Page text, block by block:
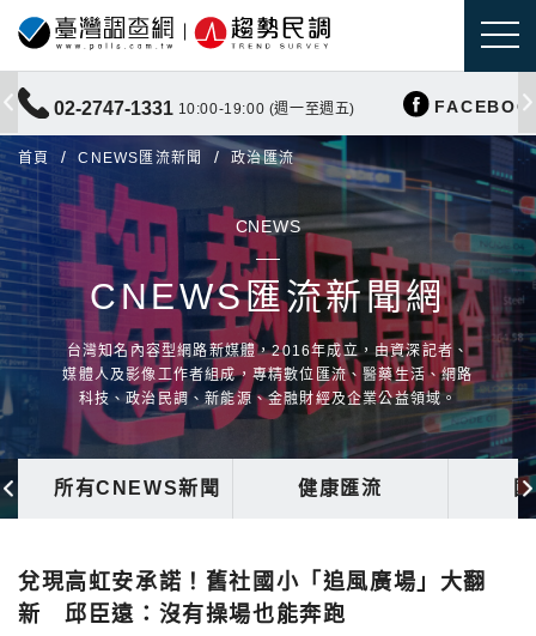
02-2747-1331 10:00-19:00 (週一至週五)
首頁 CNEWS匯流新聞 政治匯流
CNEWS
CNEWS匯流新聞網
台灣知名內容型網路新媒體，2016年成立，由資深記者、
媒體人及影像工作者組成，專精數位匯流、醫藥生活、網路
科技、政治民調、新能源、金融財經及企業公益領域。
所有CNEWS新聞 健康匯流
兌現高虹安承諾！舊社國小「追風廣場」大翻
新 邱臣遠：沒有操場也能奔跑